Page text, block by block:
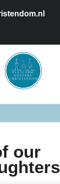
our